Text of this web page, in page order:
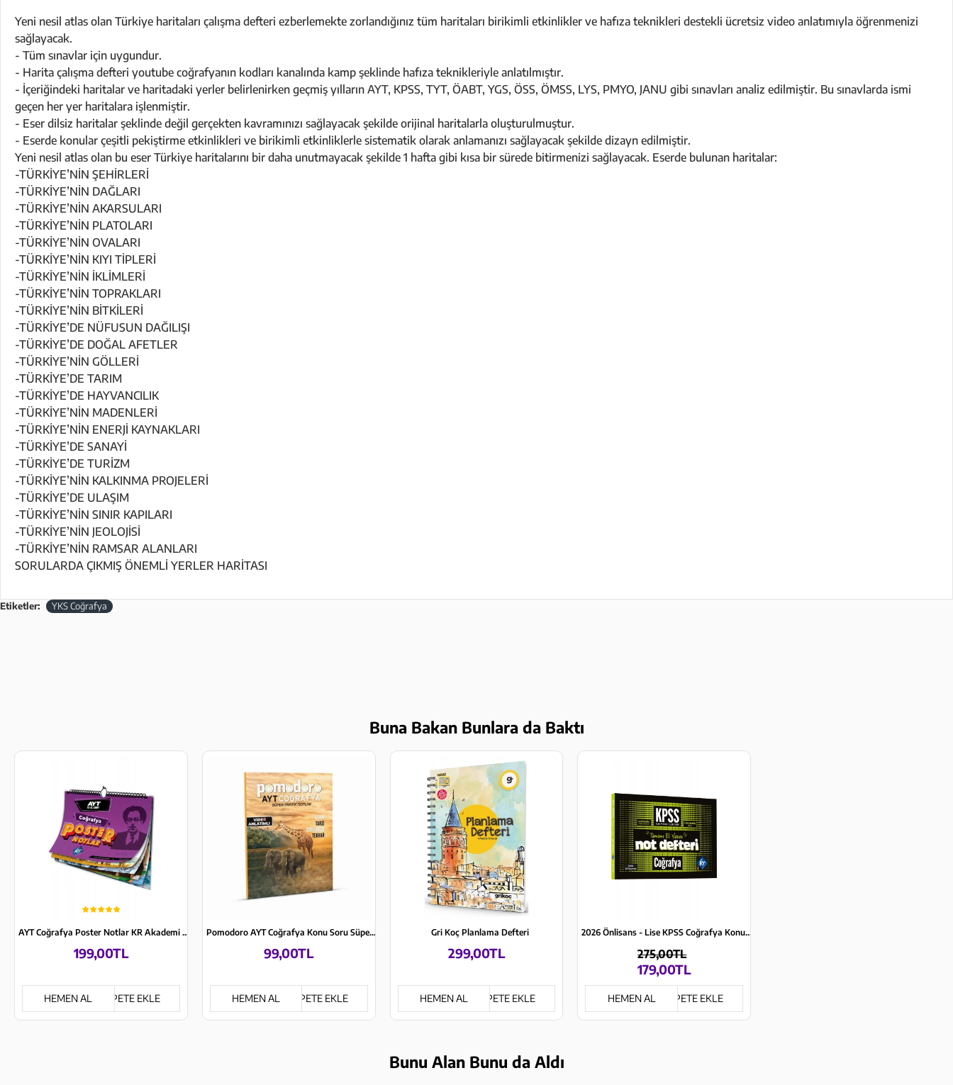
Yeni nesil atlas olan Türkiye haritaları çalışma defteri ezberlemekte zorlandığınız tüm haritaları birikimli etkinlikler ve hafıza teknikleri destekli ücretsiz video anlatımıyla öğrenmenizi
sağlayacak.
- Tüm sınavlar için uygundur.
- Harita çalışma defteri youtube coğrafyanın kodları kanalında kamp şeklinde hafıza teknikleriyle anlatılmıştır.
- İçeriğindeki haritalar ve haritadaki yerler belirlenirken geçmiş yılların AYT, KPSS, TYT, ÖABT, YGS, ÖSS, ÖMSS, LYS, PMYO, JANU gibi sınavları analiz edilmiştir. Bu sınavlarda ismi
geçen her yer haritalara işlenmiştir.
- Eser dilsiz haritalar şeklinde değil gerçekten kavramınızı sağlayacak şekilde orijinal haritalarla oluşturulmuştur.
- Eserde konular çeşitli pekiştirme etkinlikleri ve birikimli etkinliklerle sistematik olarak anlamanızı sağlayacak şekilde dizayn edilmiştir.
Yeni nesil atlas olan bu eser Türkiye haritalarını bir daha unutmayacak şekilde 1 hafta gibi kısa bir sürede bitirmenizi sağlayacak. Eserde bulunan haritalar:
-TÜRKİYE’NİN ŞEHİRLERİ
-TÜRKİYE’NİN DAĞLARI
-TÜRKİYE’NİN AKARSULARI
-TÜRKİYE’NİN PLATOLARI
-TÜRKİYE’NİN OVALARI
-TÜRKİYE’NİN KIYI TİPLERİ
-TÜRKİYE’NİN İKLİMLERİ
-TÜRKİYE’NİN TOPRAKLARI
-TÜRKİYE’NİN BİTKİLERİ
-TÜRKİYE’DE NÜFUSUN DAĞILIŞI
-TÜRKİYE’DE DOĞAL AFETLER
-TÜRKİYE’NİN GÖLLERİ
-TÜRKİYE’DE TARIM
-TÜRKİYE’DE HAYVANCILIK
-TÜRKİYE’NİN MADENLERİ
-TÜRKİYE’NİN ENERJİ KAYNAKLARI
-TÜRKİYE’DE SANAYİ
-TÜRKİYE’DE TURİZM
-TÜRKİYE’NİN KALKINMA PROJELERİ
-TÜRKİYE’DE ULAŞIM
-TÜRKİYE’NİN SINIR KAPILARI
-TÜRKİYE’NİN JEOLOJİSİ
-TÜRKİYE’NİN RAMSAR ALANLARI
SORULARDA ÇIKMIŞ ÖNEMLİ YERLER HARİTASI
Etiketler: YKS Coğrafya
Buna Bakan Bunlara da Baktı
AYT Coğrafya Poster Notlar KR Akademi Yayınları
199,00TL
SEPETE EKLE
HEMEN AL
Pomodoro AYT Coğrafya Konu Soru Süper Pratik Notlar
99,00TL
SEPETE EKLE
HEMEN AL
Gri Koç Planlama Defteri
299,00TL
SEPETE EKLE
HEMEN AL
2026 Önlisans - Lise KPSS Coğrafya Konu Anlatımlı Not Defteri KR Akademi Yayınları
179,00TL
275,00TL
SEPETE EKLE
HEMEN AL
Bunu Alan Bunu da Aldı